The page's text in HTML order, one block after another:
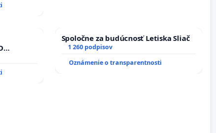
Spoločne za budúcnosť Letiska Sliač
1 260 podpisov
Oznámenie o transparentnosti